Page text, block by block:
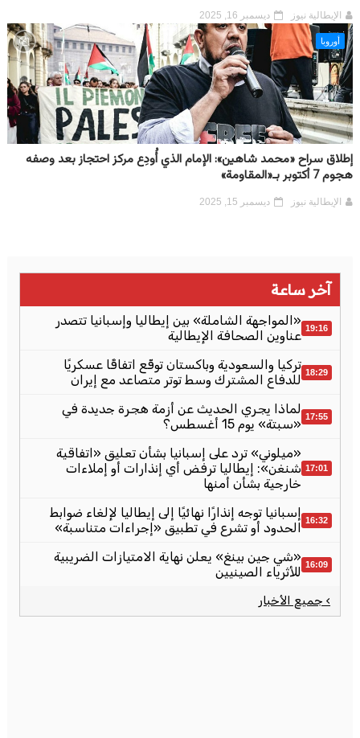
الإيطالية نيوز ديسمبر 16, 2025
أوروبا
إطلاق سراح «محمد شاهين»: الإمام الذي أُودِع مركز احتجاز بعد وصفه
هجوم 7 أكتوبر بـ«المقاومة»
الإيطالية نيوز ديسمبر 15, 2025
آخر ساعة
19:16 «المواجهة الشاملة» بين إيطاليا وإسبانيا تتصدر
عناوين الصحافة الإيطالية
18:29 تركيا والسعودية وباكستان توقّع اتفاقًا عسكريًا
للدفاع المشترك وسط توتر متصاعد مع إيران
17:55 لماذا يجري الحديث عن أزمة هجرة جديدة في
«سبتة» يوم 15 أغسطس؟
17:01
«ميلوني» ترد على إسبانيا بشأن تعليق «اتفاقية
شنغن»: إيطاليا ترفض أي إنذارات أو إملاءات
خارجية بشأن أمنها
16:32 إسبانيا توجه إنذارًا نهائيًا إلى إيطاليا لإلغاء ضوابط
الحدود أو تشرع في تطبيق «إجراءات متناسبة»
16:09 «شي جين بينغ» يعلن نهاية الامتيازات الضريبية
للأثرياء الصينيين
› جميع الأخبار